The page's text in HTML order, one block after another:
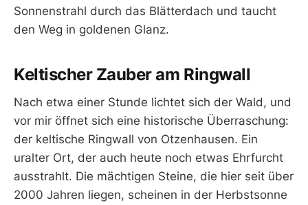
Sonnenstrahl durch das Blätterdach und taucht
den Weg in goldenen Glanz.
Keltischer Zauber am Ringwall
Nach etwa einer Stunde lichtet sich der Wald, und
vor mir öffnet sich eine historische Überraschung:
der keltische Ringwall von Otzenhausen. Ein
uralter Ort, der auch heute noch etwas Ehrfurcht
ausstrahlt. Die mächtigen Steine, die hier seit über
2000 Jahren liegen, scheinen in der Herbstsonne